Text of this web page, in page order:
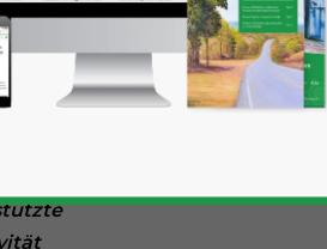
die
their
About